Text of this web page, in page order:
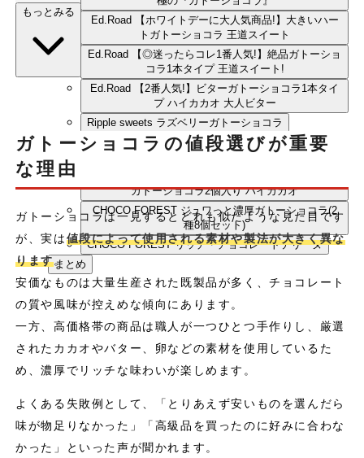
Ed.Road 【ホワイトデーに大人気商品!】大きいハー
トガトーショコラ 王道スイート
Ed.Road 【◎迷ったらコレ1番人気!】絶品ガトーショ
コラ1本タイプ 王道スイート!
Ed.Road 【2番人気!】ビターガトーショコラ1本タイ
プ ハイカカオ 大人ビター
Ripple sweets ラズベリーガトーショコラ
Ed.Road ♡x2 王道スイート グルテンフリー ハート
ガトーショコラ2個入
ガトーショコラ2個入り ハイカカオ
CHOCO FOREST ジュワっと濃厚ガトーショコラ(2
種8個セット)
CHOCO FOREST リッチ・チョコレートテリーヌ
まとめ
もっとみる
ガトーショコラの値段選びが重要
な理由
ガトーショコラは一見するとどれも似たような見た目です
が、実は値段によって使用される素材や製法が大きく異な
ります。
安価なものは大量生産された既製品が多く、チョコレート
の質や風味が控えめな傾向にあります。
一方、高価格帯の商品は職人が一つひとつ手作りし、厳選
されたカカオやバター、卵などの素材を使用しているた
め、濃厚でリッチな味わいが楽しめます。
よくある失敗例として、「とりあえず安いものを選んだら
味が物足りなかった」「高級品を買ったのに好みに合わな
かった」といった声が聞かれます。